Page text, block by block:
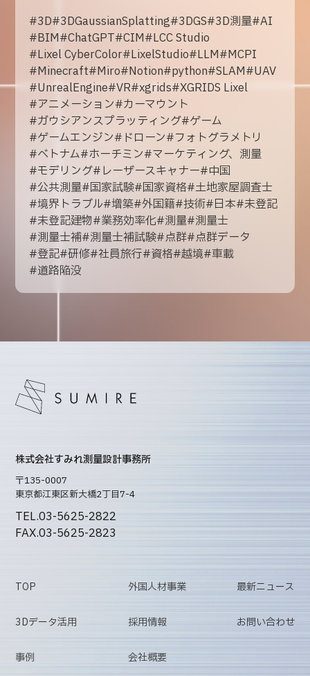
#3D#3DGaussianSplatting#3DGS#3D測量#AI
#BIM#ChatGPT#CIM#LCC Studio
#Lixel CyberColor#LixelStudio#LLM#MCPI
#Minecraft#Miro#Notion#python#SLAM#UAV
#UnrealEngine#VR#xgrids#XGRIDS Lixel
#アニメーション#カーマウント
#ガウシアンスプラッティング#ゲーム
#ゲームエンジン# ドローン#フォトグラメトリ
#ベトナム#ホーチミン#マーケティング、測量
#モデリング#レーザースキャナー#中国
#公共測量#国家試験#国家資格#土地家屋調査士
#境界トラブル#増築#外国籍#技術#日本#未登記
#未登記建物#業務効率化#測量#測量士
#測量士補#測量士補試験#点群#点群データ
#登記#研修#社員旅行#資格#越境#車載
#道路陥没
株式会社すみれ測量設計事務所
〒135-0007
東京都江東区新大橋2丁目7-4
TEL.03-5625-2822
FAX.03-5625-2823
TOP
3Dデータ活用
事例
外国人材事業
採用情報
会社概要
最新ニュース
お問い合わせ